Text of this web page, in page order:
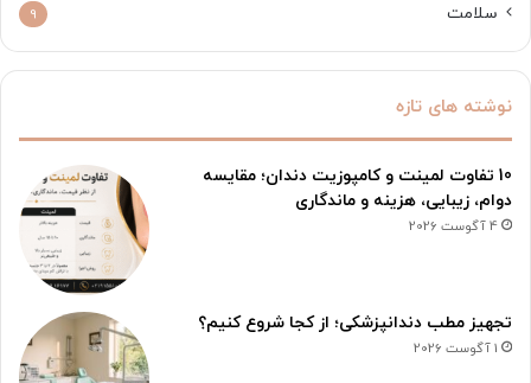
سلامت 9
نوشته های تازه
10 تفاوت لمینت و کامپوزیت دندان؛ مقایسه
دوام، زیبایی، هزینه و ماندگاری
4 آگوست 2026
تجهیز مطب دندانپزشکی؛ از کجا شروع کنیم؟
1 آگوست 2026